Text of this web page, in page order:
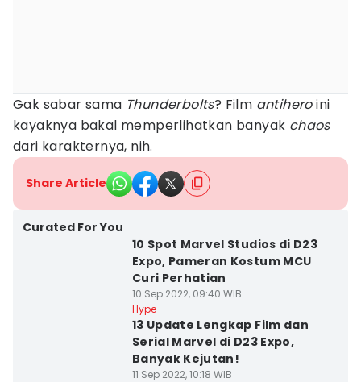
Gak sabar sama Thunderbolts? Film antiheroini
kayaknya bakal memperlihatkan banyak chaos
dari karakternya, nih.
Share Article
Curated For You
10 Spot Marvel Studios di D23
Expo, Pameran Kostum MCU
Curi Perhatian
10 Sep 2022, 09:40 WIB
Hype
13 Update Lengkap Film dan
Serial Marvel di D23 Expo,
Banyak Kejutan!
11 Sep 2022, 10:18 WIB